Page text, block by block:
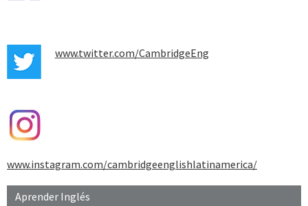
Aprender Inglés
www.twitter.com/CambridgeEng
www.instagram.com/cambridgeenglishlatinamerica/